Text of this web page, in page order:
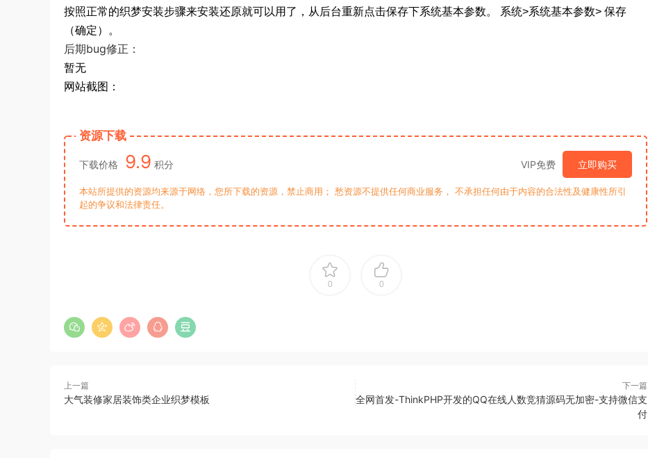
按照正常的织梦安装步骤来安装还原就可以用了，从后台重新点击保存下系统基本参数。 系统>系统基本参数> 保存
（确定）。
后期bug修正：
暂无
网站截图：
资源下载
下载价格 9.9 积分 VIP免费 立即购买
本站所提供的资源均来源于网络，您所下载的资源，禁止商用； 愁资源不提供任何商业服务， 不承担任何由于内容的合法性及健康性所引
起的争议和法律责任。
0 0
上一篇
大气装修家居装饰类企业织梦模板
下一篇
全网首发-ThinkPHP开发的QQ在线人数竞猜源码无加密-支持微信支
付